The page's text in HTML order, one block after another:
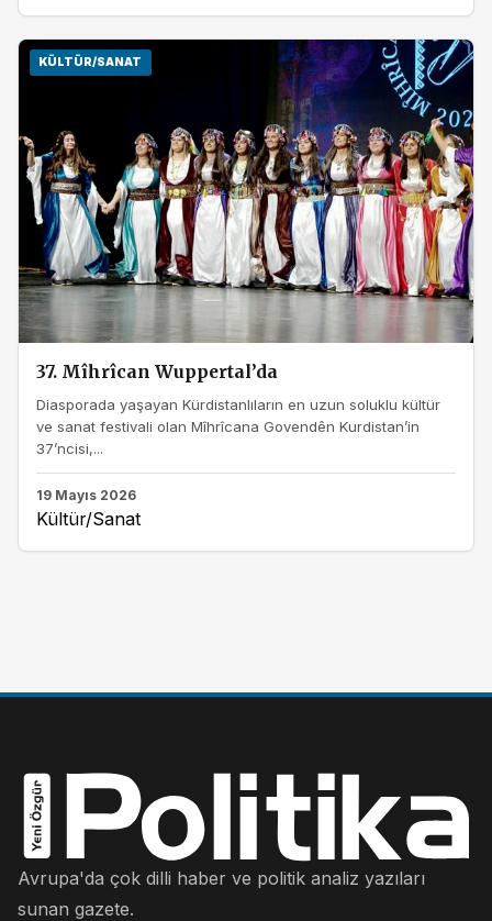
KÜLTÜR/SANAT
37. Mîhrîcan Wuppertal’da
Diasporada yaşayan Kürdistanlıların en uzun soluklu kültür
ve sanat festivali olan Mîhrîcana Govendên Kurdistan’in
37’ncisi,...
19 Mayıs 2026
Kültür/Sanat
Avrupa'da çok dilli haber ve politik analiz yazıları
sunan gazete.